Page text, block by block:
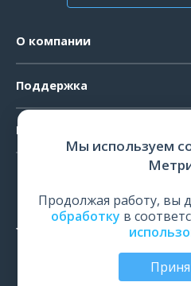
О компании
Официальные документы
Поддержка
Системные требования
Поверка и калибровка
Продукты
ЭМГ
ИОМ
© Все права защищены |
Мы используем
Продолжая работу, вы
обработку в